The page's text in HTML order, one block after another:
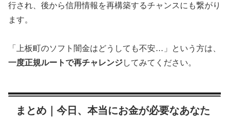
行され、後から信用情報を再構築するチャンスにも繋がり
ます。
「上板町のソフト闇金はどうしても不安…」という方は、
一度正規ルートで再チャレンジしてみてください。
まとめ｜今日、本当にお金が必要なあなた